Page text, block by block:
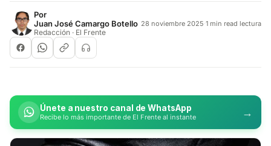
Por
Juan José Camargo Botello
Redacción · El Frente
28 noviembre 2025·1 min read lectura
Únete a nuestro canal de WhatsApp
Recibe lo más importante de El Frente al instante →